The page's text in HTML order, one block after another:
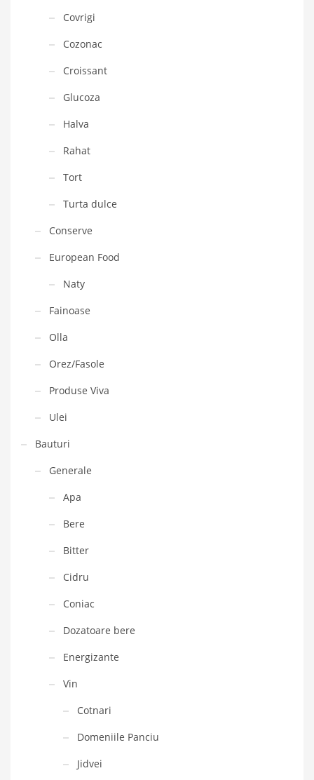
Covrigi
Cozonac
Croissant
Glucoza
Halva
Rahat
Tort
Turta dulce
Conserve
European Food
Naty
Fainoase
Olla
Orez/Fasole
Produse Viva
Ulei
Bauturi
Generale
Apa
Bere
Bitter
Cidru
Coniac
Dozatoare bere
Energizante
Vin
Cotnari
Domeniile Panciu
Jidvei